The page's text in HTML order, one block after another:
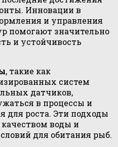
Инновации в
и управления
помогают значительно
и устойчивость
, такие как
систем
датчиков,
в процессы и
для роста. Эти подходы
воды и
для обитания рыб.